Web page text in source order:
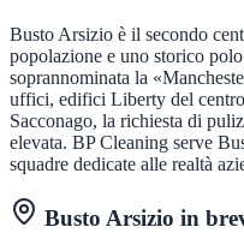
Busto Arsizio è il secondo
popolazione e uno storico
soprannominata la
uffici, edifici Liberty del
Sacconago, la richiesta di
elevata. BP Cleaning serve
squadre dedicate alle realtà
Busto Arsizio in